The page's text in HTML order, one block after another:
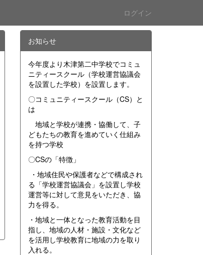
ログイン
お知らせ
今年度より木津第二中学校でコミュ
ニティースクール（学校運営協議会
を設置した学校）を設置します。
〇コミュニティースクール（CS）と
は
地域と学校が連携・協働して、子
どもたちの教育を進めていく仕組み
を持つ学校
〇CSの「特徴」
・地域住民や保護者などで構成され
る「学校運営協議会」を設置し学校
運営等に対して意見をいただき、協
力を得る。
・地域と一体となった教育活動を目
指し、地域の人材・施設・文化など
を活用し学校教育に地域の力を取り
入れる。